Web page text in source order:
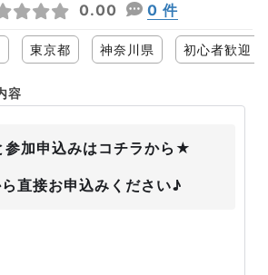
0.00 0 件
東京都 神奈川県 初心者歓迎
容
加申込みはコチラから★
直接お申込みください♪